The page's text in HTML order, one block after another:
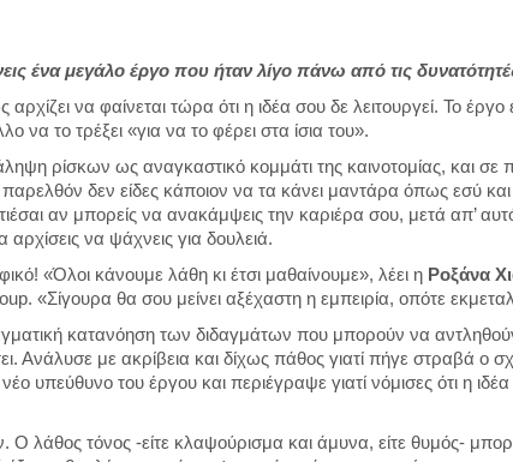
ένα μεγάλο έργο που ήταν λίγο πάνω από τις
να φαίνεται τώρα ότι η ιδέα σου δε λειτουργεί. Το έργο
να το τρέξει «για να το φέρει στα ίσια του».
ρίσκων ως αναγκαστικό κομμάτι της καινοτομίας, και σε
δεν είδες κάποιον να τα κάνει μαντάρα όπως εσύ
αν μπορείς να ανακάμψεις την καριέρα σου, μετά απ’
να ψάχνεις για δουλειά.
«Όλοι κάνουμε λάθη κι έτσι μαθαίνουμε», λέει η Ροξάνα
«Σίγουρα θα σου μείνει αξέχαστη η εμπειρία, οπότε
κατανόηση των διδαγμάτων που μπορούν να
Ανάλυσε με ακρίβεια και δίχως πάθος γιατί πήγε στραβά ο
υπεύθυνο του έργου και περιέγραψε γιατί νόμισες ότι η
Ο λάθος τόνος -είτε κλαψούρισμα και άμυνα, είτε θυμός-